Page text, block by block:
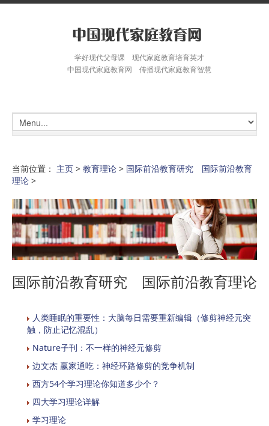
学好现代父母课 现代家庭教育培育英才
中国现代家庭教育网 传播现代家庭教育智慧
当前位置： 主页 > 教育理论 > 国际前沿教育研究 国际前沿教育
理论 >
国际前沿教育研究 国际前沿教育理论
人类睡眠的重要性：大脑每日需要重新编辑（修剪神经元突
触，防止记忆混乱）
Nature子刊：不一样的神经元修剪
边文杰 赢家通吃：神经环路修剪的竞争机制
西方54个学习理论你知道多少个？
四大学习理论详解
学习理论